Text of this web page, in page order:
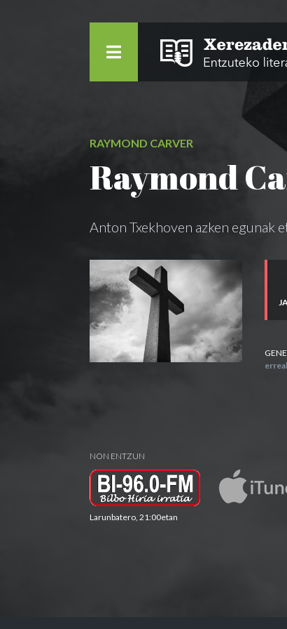
RAYMOND CARVER
Raymond
Anton Txekhoven azken egunak
NON ENTZUN
Larunbatero, 21:00etan